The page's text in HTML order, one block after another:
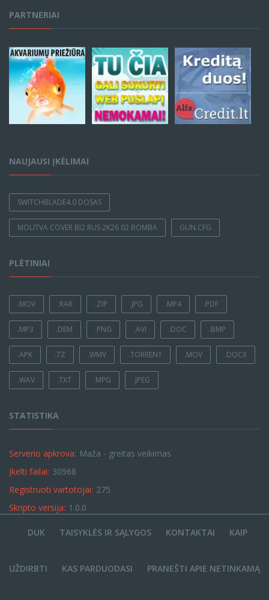
PARTNERIAI
NAUJAUSI ĮKĖLIMAI
SWITCHBLADE4.0 DOSAS
MOLITVA COVER BI2 RUS 2K26 02 BOMBA GUN.CFG
PLĖTINIAI
.MOV .RAR .ZIP .JPG .MP4 .PDF
.MP3 .DEM .PNG .AVI .DOC .BMP
.APK .7Z .WMV .TORRENT .MOV .DOCX
.WAV .TXT .MPG .JPEG
STATISTIKA
Serverio apkrova: Maža - greitas veikimas
Įkelti failai: 30968
Registruoti vartotojai: 275
Skripto versija: 1.0.0
DUK TAISYKLĖS IR SĄLYGOS KONTAKTAI KAIP
UŽDIRBTI KAS PARDUODASI PRANEŠTI APIE NETINKAMĄ